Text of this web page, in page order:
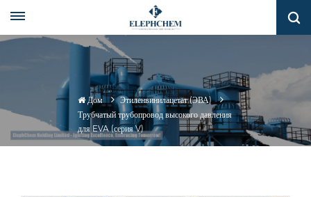
Дом
Этиленвинилацетат (ЭВА)
Трубчатый трубопровод высокого давления
для EVA (серия V)